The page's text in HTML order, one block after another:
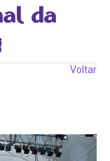
da
Voltar